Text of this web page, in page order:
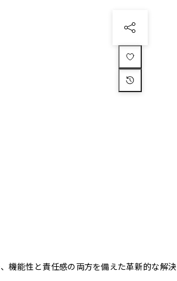
機能性と責任感の両方を備えた革新的な解決